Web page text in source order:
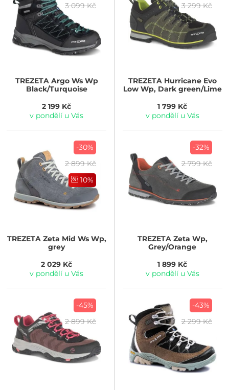
3 099 Kč
TREZETAArgo Ws Wp
Black/Turquoise
2 199 Kč
v pondělí u Vás
3 299 Kč
TREZETAHurricane Evo
Low Wp, Dark green/Lime
1 799 Kč
v pondělí u Vás
-30%
2 899 Kč
10%
TREZETAZeta Mid Ws Wp,
grey
2 029 Kč
v pondělí u Vás
-32%
2 799 Kč
TREZETAZeta Wp,
Grey/Orange
1 899 Kč
v pondělí u Vás
-45%
2 899 Kč
-43%
2 299 Kč